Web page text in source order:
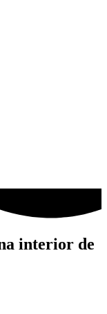
interior de